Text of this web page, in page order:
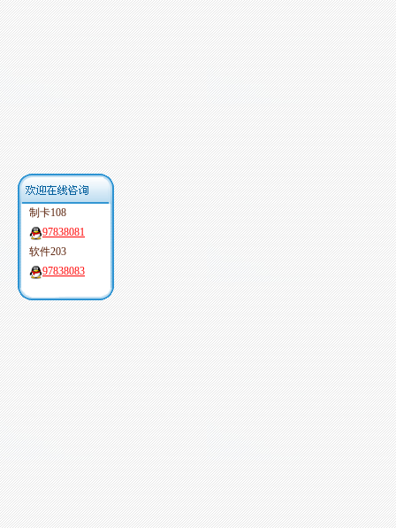
制卡108
97838081
软件203
97838083